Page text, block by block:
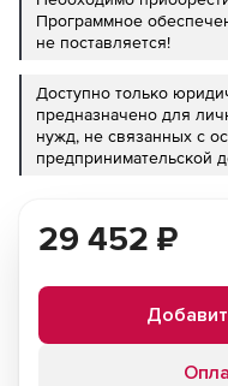
Программное
не поставляется!
Доступно только
предназначено для
нужд, не связанных с
предпринимательской
29 452 ₽